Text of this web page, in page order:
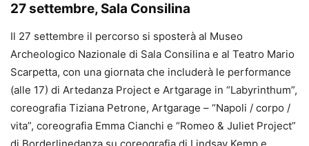
27 settembre, Sala Consilina
Il 27 settembre il percorso si sposterà al Museo
Archeologico Nazionale di Sala Consilina e al Teatro Mario
Scarpetta, con una giornata che includerà le performance
(alle 17) di Artedanza Project e Artgarage in “Labyrinthum”,
coreografia Tiziana Petrone, Artgarage – “Napoli / corpo /
vita”, coreografia Emma Cianchi e “Romeo & Juliet Project”